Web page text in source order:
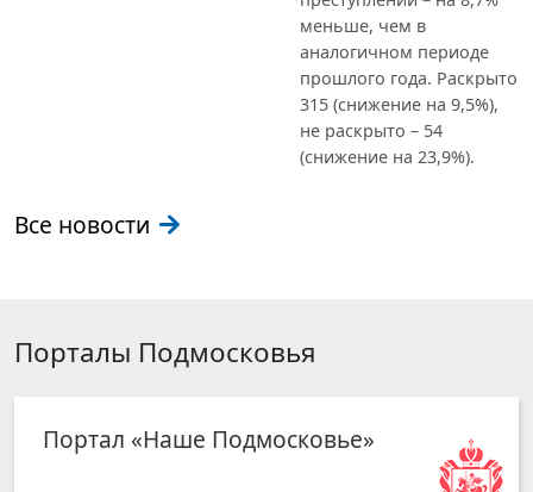
меньше, чем в
аналогичном периоде
прошлого года. Раскрыто
315 (снижение на 9,5%),
не раскрыто – 54
(снижение на 23,9%).
Все новости
Порталы Подмосковья
Портал «Наше Подмосковье»